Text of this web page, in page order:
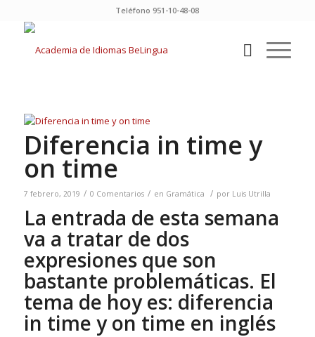
Teléfono 951-10-48-08
Diferencia in time y
on time
7 febrero, 2019 / 0 Comentarios / en Gramática / por Luis Utrilla
La entrada de esta semana
va a tratar de dos
expresiones que son
bastante problemáticas. El
tema de hoy es: diferencia
in time y on time en inglés